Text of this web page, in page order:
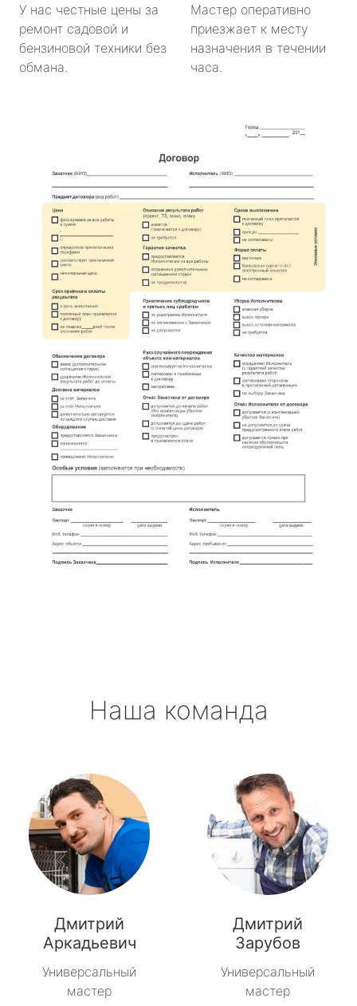
У нас честные цены за
ремонт садовой и
бензиновой техники без
обмана.
Мастер оперативно
приезжает к месту
назначения в течении
часа.
Наша команда
Дмитрий
Аркадьевич
Универсальный
мастер
Дмитрий
Зарубов
Универсальный
мастер